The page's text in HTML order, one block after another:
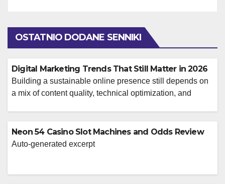
OSTATNIO DODANE SENNIKI
Digital Marketing Trends That Still Matter in 2026
Building a sustainable online presence still depends on
a mix of content quality, technical optimization, and
sooner or later, which is why a balanced strategy
remains the safer long-term choice. For teams reviewing
Neon 54 Casino Slot Machines and Odds Review
Auto-generated excerpt